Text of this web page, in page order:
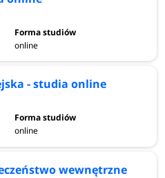
online
- studia online
online
wewnętrzne